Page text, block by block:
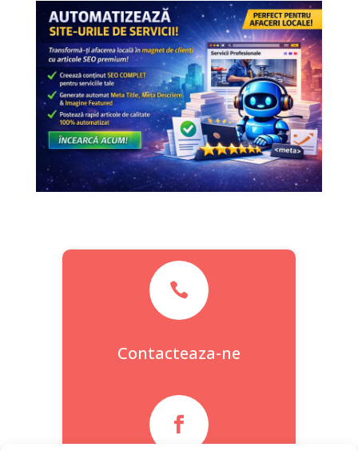

Contacteaza-ne
